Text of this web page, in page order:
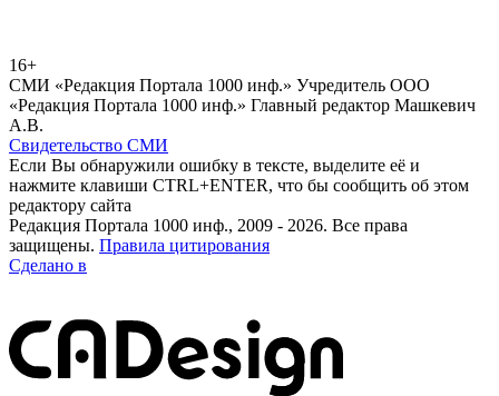
16+
СМИ «Редакция Портала 1000 инф.» Учредитель ООО
«Редакция Портала 1000 инф.» Главный редактор Машкевич
А.В.
Свидетельство СМИ
Если Вы обнаружили ошибку в тексте, выделите её и
нажмите клавиши CTRL+ENTER, что бы сообщить об этом
редактору сайта
Редакция Портала 1000 инф., 2009 - 2026. Все права
защищены. Правила цитирования
Сделано в